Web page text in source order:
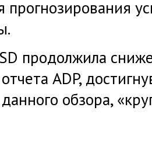
прогнозирования
продолжила
ADP,
обзора,